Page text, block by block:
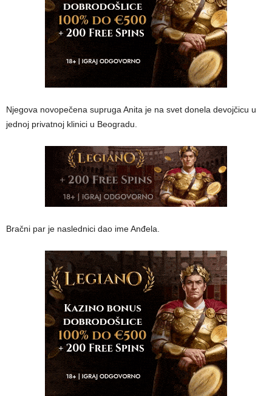
Njegova novopečena supruga Anita je na svet donela devojčicu u
jednoj privatnoj klinici u Beogradu.
Bračni par je naslednici dao ime Anđela.